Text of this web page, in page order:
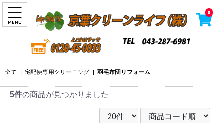
0
全て | 宅配便専用クリーニング | 羽毛布団リフォーム
5件の商品が見つかりました